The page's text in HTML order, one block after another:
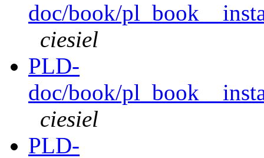
doc/book/
ciesiel
PLD-
doc/book/
ciesiel
PLD-